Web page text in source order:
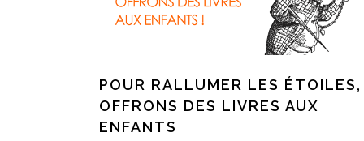
POUR RALLUMER LES ÉTOILES,
OFFRONS DES LIVRES AUX
ENFANTS